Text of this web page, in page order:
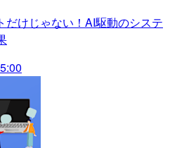
だけじゃない！AI駆動のシステ